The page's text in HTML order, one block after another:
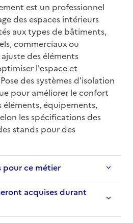
est un professionnel
des espaces intérieurs
aux types de bâtiments,
commerciaux ou
des éléments
l'espace et
des systèmes d'isolation
pour améliorer le confort
éléments, équipements,
les spécifications des
stands pour des
pour ce métier
acquises durant